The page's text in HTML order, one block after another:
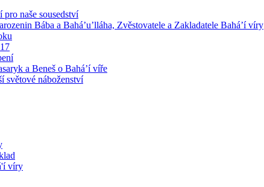
naše sousedství
Bába a Bahá’u’lláha, Zvěstovatele a Zakladatele Bahá’í víry
a Beneš o Bahá’í víře
světové náboženství
víry